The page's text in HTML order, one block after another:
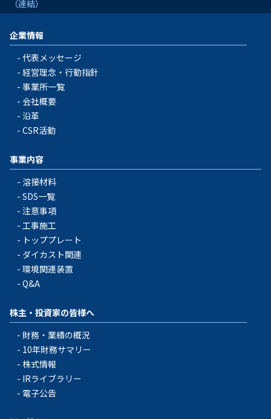
（連結）
企業情報
代表メッセージ
経営理念・行動指針
事業所一覧
会社概要
沿革
CSR活動
事業内容
溶接材料
SDS一覧
注意事項
工事施工
トッププレート
ダイカスト関連
環境関連装置
Q&A
株主・投資家の皆様へ
財務・業績の概況
10年財務サマリー
株式情報
IRライブラリー
電子公告